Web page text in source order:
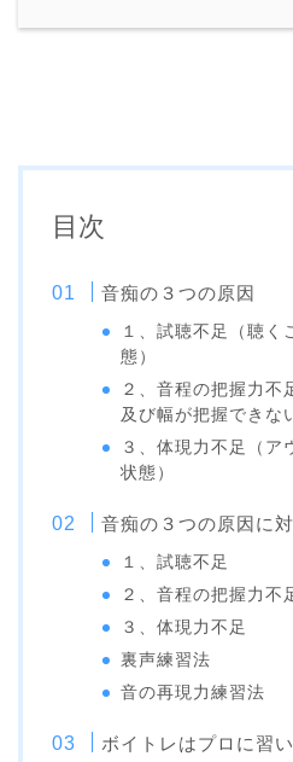
目次
音痴の３つの原因
１、試聴不足（聴く
態）
２、音程の把握力不
及び幅が把握できな
３、体現力不足（ア
状態）
音痴の３つの原因に
１、試聴不足
２、音程の把握力不
３、体現力不足
裏声練習法
音の再現力練習法
ボイトレはプロに習